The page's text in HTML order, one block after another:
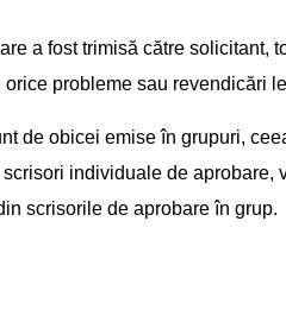
a fost trimisă către solicitant,
probleme sau revendicări
de obicei emise în grupuri,
individuale de aprobare,
scrisorile de aprobare în grup.